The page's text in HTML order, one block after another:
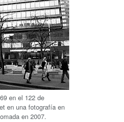
en el 122 de
en una fotografía en
en 2007.